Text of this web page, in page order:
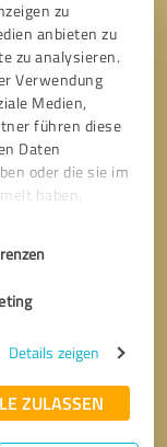
zu
anbieten zu
zu analysieren.
Verwendung
Medien,
führen diese
Daten
oder die sie im
haben.
Details zeigen
ZULASSEN
Angaben